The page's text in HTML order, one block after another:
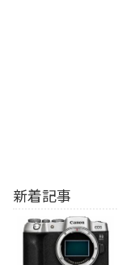
新着記事